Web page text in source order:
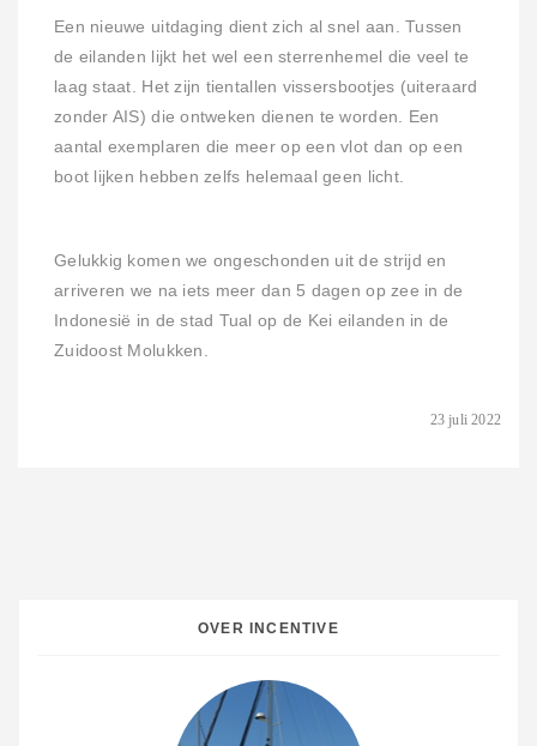
23 juli 2022
Een nieuwe uitdaging dient zich al snel aan. Tussen
de eilanden lijkt het wel een sterrenhemel die veel te
laag staat. Het zijn tientallen vissersbootjes (uiteraard
zonder AIS) die ontweken dienen te worden. Een
aantal exemplaren die meer op een vlot dan op een
boot lijken hebben zelfs helemaal geen licht.
Gelukkig komen we ongeschonden uit de strijd en
arriveren we na iets meer dan 5 dagen op zee in de
Indonesië in de stad Tual op de Kei eilanden in de
Zuidoost Molukken.
OVER INCENTIVE